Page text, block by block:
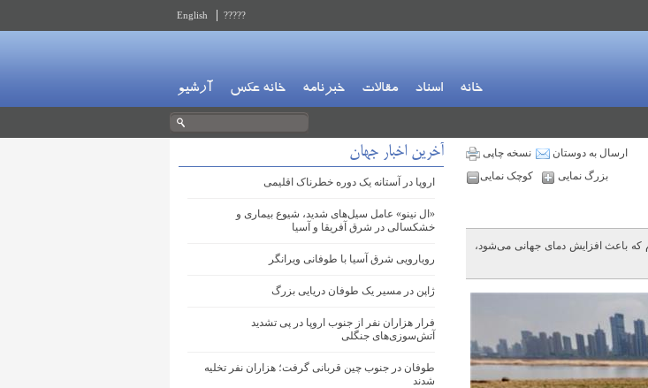
?????
English
خانه اسناد مقالات خبرنامه خانه عکس آرشیو
نسخه چاپی
ارسال به دوستان
بزرگ نمایی
کوچک نمایی
که باعث افزایش دمای جهانی می‌شود،
آخرین اخبار جهان
اروپا در آستانه یک دوره خطرناک اقلیمی
«ال نینو» عامل سیل‌های شدید، شیوع بیماری و
خشکسالی در شرق آفریقا و آسیا
رویارویی شرق آسیا با طوفانی ویرانگر
ژاپن در مسیر یک طوفان دریایی بزرگ
فرار هزاران نفر از جنوب اروپا در پی تشدید
آتش‌سوزی‌های جنگلی
طوفان در جنوب چین قربانی گرفت؛ هزاران نفر تخلیه
شدند